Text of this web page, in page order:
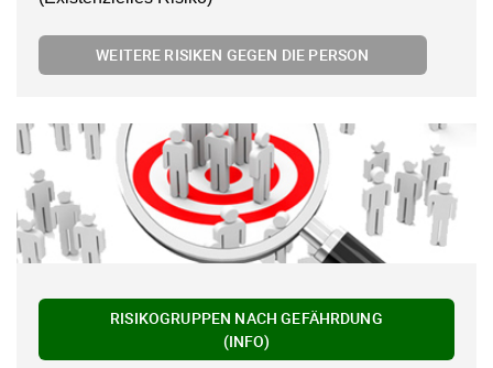
WEITERE RISIKEN GEGEN DIE PERSON
RISIKOGRUPPEN NACH GEFÄHRDUNG
(INFO)